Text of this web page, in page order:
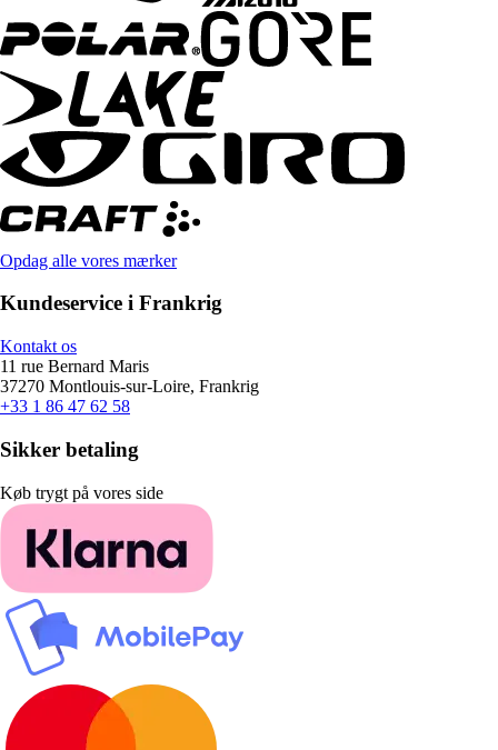
Opdag alle vores mærker
Kundeservice i Frankrig
Kontakt os
11 rue Bernard Maris
37270 Montlouis-sur-Loire, Frankrig
+33 1 86 47 62 58
Sikker betaling
Køb trygt på vores side